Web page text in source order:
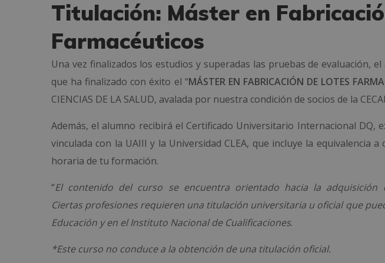
Titulación: Máster en
Farmacéuticos
Una vez finalizados los estudios y superadas las pruebas de evaluación,
que ha finalizado con éxito el “MÁSTER EN FABRICACIÓN DE LOTES
CIENCIAS DE LA SALUD, avalada por nuestra condición de socios de la
Además, el alumno recibirá el Certificado Universitario Internacional DQ,
vinculada con la UAIII y la Universidad CLEA, que incluye la equivalencia
horaria de tu formación.
“El contenido del curso se encuentra orientado hacia la adquisición
Ciertas profesiones requieren una titulación universitaria u oficial que
Educación y en el Instituto Nacional de Cualificaciones.
*Este curso no conduce a la obtención de una titulación oficial.